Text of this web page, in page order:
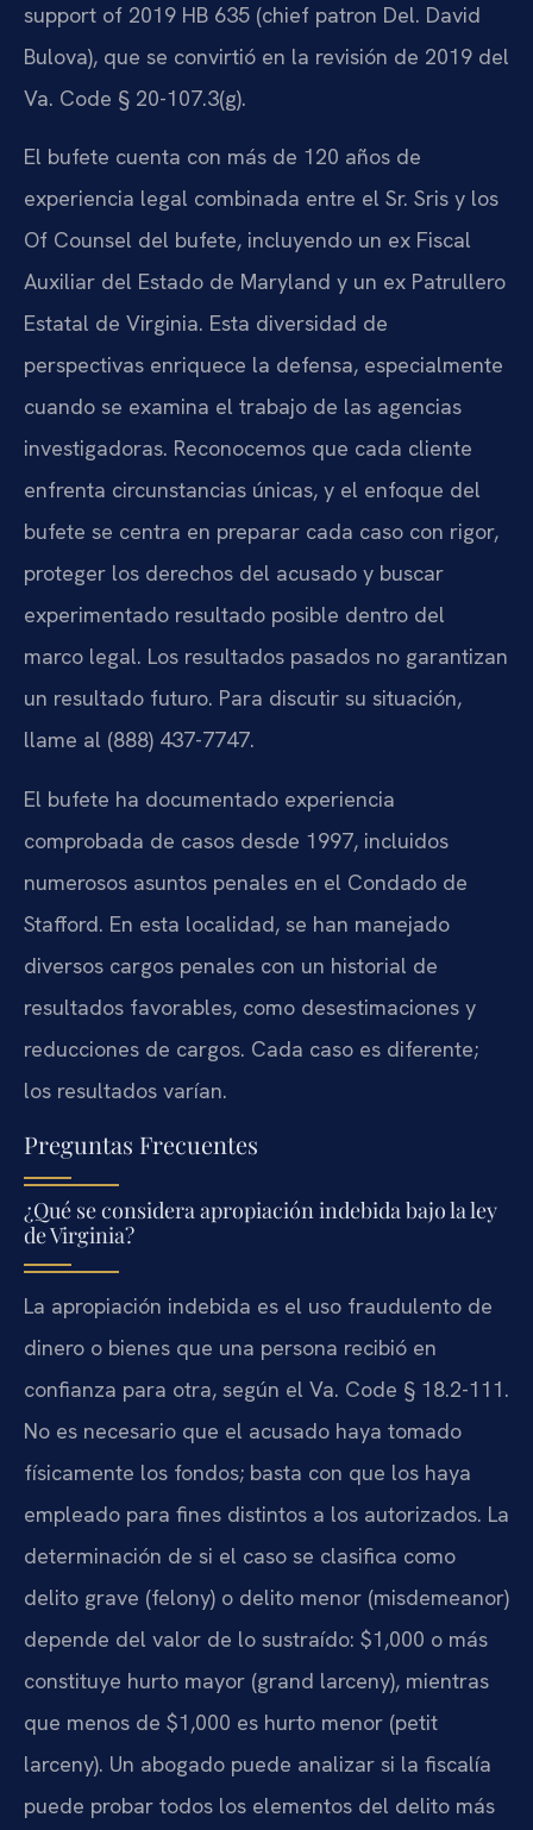
support of 2019 HB 635 (chief patron Del. David
Bulova), que se convirtió en la revisión de 2019 del
Va. Code § 20-107.3(g).
El bufete cuenta con más de 120 años de
experiencia legal combinada entre el Sr. Sris y los
Of Counsel del bufete, incluyendo un ex Fiscal
Auxiliar del Estado de Maryland y un ex Patrullero
Estatal de Virginia. Esta diversidad de
perspectivas enriquece la defensa, especialmente
cuando se examina el trabajo de las agencias
investigadoras. Reconocemos que cada cliente
enfrenta circunstancias únicas, y el enfoque del
bufete se centra en preparar cada caso con rigor,
proteger los derechos del acusado y buscar
experimentado resultado posible dentro del
marco legal. Los resultados pasados no garantizan
un resultado futuro. Para discutir su situación,
llame al (888) 437-7747.
El bufete ha documentado experiencia
comprobada de casos desde 1997, incluidos
numerosos asuntos penales en el Condado de
Stafford. En esta localidad, se han manejado
diversos cargos penales con un historial de
resultados favorables, como desestimaciones y
reducciones de cargos. Cada caso es diferente;
los resultados varían.
Preguntas Frecuentes
¿Qué se considera apropiación indebida bajo la ley
de Virginia?
La apropiación indebida es el uso fraudulento de
dinero o bienes que una persona recibió en
confianza para otra, según el Va. Code § 18.2-111.
No es necesario que el acusado haya tomado
físicamente los fondos; basta con que los haya
empleado para fines distintos a los autorizados. La
determinación de si el caso se clasifica como
delito grave (felony) o delito menor (misdemeanor)
depende del valor de lo sustraído: $1,000 o más
constituye hurto mayor (grand larceny), mientras
que menos de $1,000 es hurto menor (petit
larceny). Un abogado puede analizar si la fiscalía
puede probar todos los elementos del delito más